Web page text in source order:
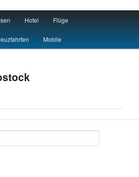
Hotel Flüge
Mobile